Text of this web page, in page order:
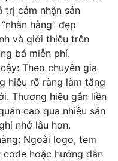
trị cảm nhận sản
hàng” đẹp
và giới thiệu trên
bá miễn phí.
Theo chuyên gia
hiệu rõ ràng làm tăng
Thương hiệu gắn liền
cao qua nhiều sản
nhớ lâu hơn.
Ngoài logo, tem
code hoặc hướng dẫn